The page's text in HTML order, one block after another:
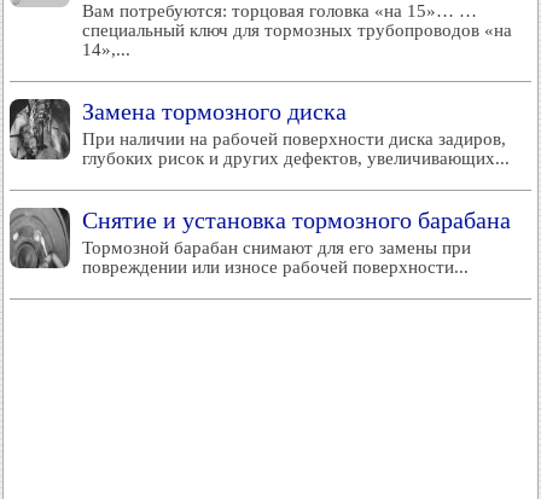
Вам потребуются: торцовая головка «на 15»… …
специальный ключ для тормозных трубопроводов «на
14»,...
Замена тормозного диска
При наличии на рабочей поверхности диска задиров,
глубоких рисок и других дефектов, увеличивающих...
Снятие и установка тормозного барабана
Тормозной барабан снимают для его замены при
повреждении или износе рабочей поверхности...